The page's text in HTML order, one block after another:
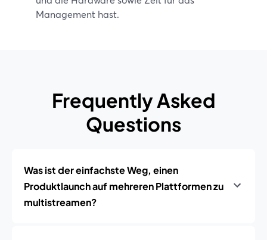
Management hast.
Frequently Asked
Questions
Was ist der einfachste Weg, einen
Produktlaunch auf mehreren Plattformen zu
multistreamen?